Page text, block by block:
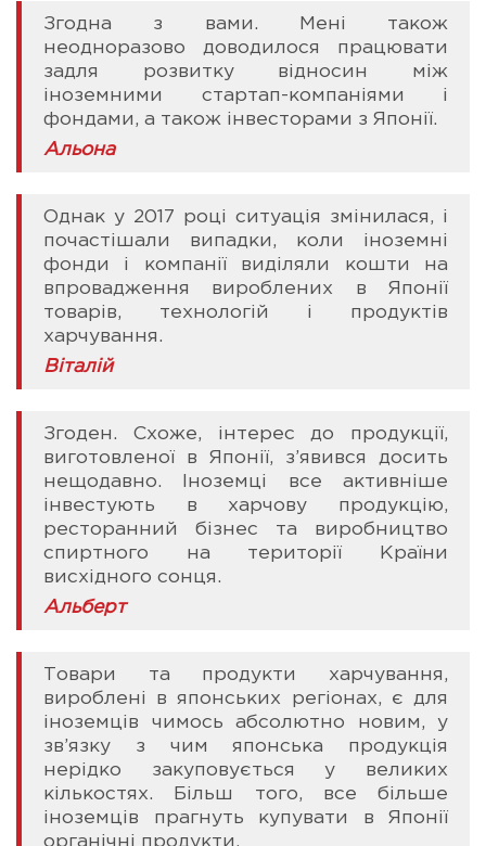
Згодна з вами. Мені також
неодноразово доводилося працювати
задля розвитку відносин між
іноземними стартап-компаніями і
фондами, а також інвесторами з Японії.
Альона
Однак у 2017 році ситуація змінилася, і
почастішали випадки, коли іноземні
фонди і компанії виділяли кошти на
впровадження вироблених в Японії
товарів, технологій і продуктів
харчування.
Віталій
Згоден. Схоже, інтерес до продукції,
виготовленої в Японії, з’явився досить
нещодавно. Іноземці все активніше
інвестують в харчову продукцію,
ресторанний бізнес та виробництво
спиртного на території Країни
висхідного сонця.
Альберт
Товари та продукти харчування,
вироблені в японських регіонах, є для
іноземців чимось абсолютно новим, у
зв’язку з чим японська продукція
нерідко закуповується у великих
кількостях. Більш того, все більше
іноземців прагнуть купувати в Японії
органічні продукти.